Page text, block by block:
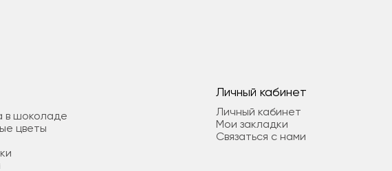
в шоколаде
цветы
Личный кабинет
Личный кабинет
Мои закладки
Связаться с нами